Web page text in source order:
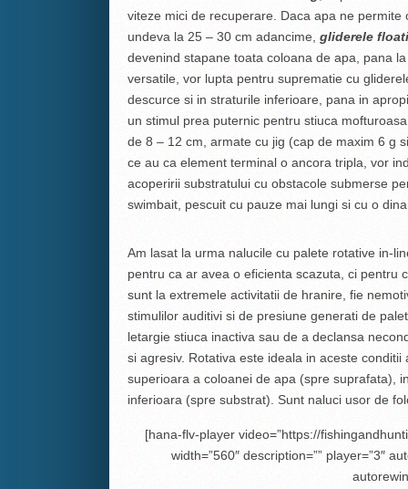
viteze mici de recuperare. Daca apa ne permite
undeva la 25 – 30 cm adancime, gliderele
devenind stapane toata coloana de apa, pana
versatile, vor lupta pentru suprematie cu
descurce si in straturile inferioare, pana in
un stimul prea puternic pentru stiuca
de 8 – 12 cm, armate cu jig (cap de maxim 6 g
ce au ca element terminal o ancora tripla, vor
acoperirii substratului cu obstacole submerse
swimbait, pescuit cu pauze mai lungi si cu o
Am lasat la urma nalucile cu palete rotative in-
pentru ca ar avea o eficienta scazuta, ci pentru
sunt la extremele activitatii de hranire, fie
stimulilor auditivi si de presiune generati de
letargie stiuca inactiva sau de a declansa
si agresiv. Rotativa este ideala in aceste
superioara a coloanei de apa (spre suprafata),
inferioara (spre substrat). Sunt naluci usor de
[hana-flv-player video=”https://
width=”560″ description=”” player=”3″